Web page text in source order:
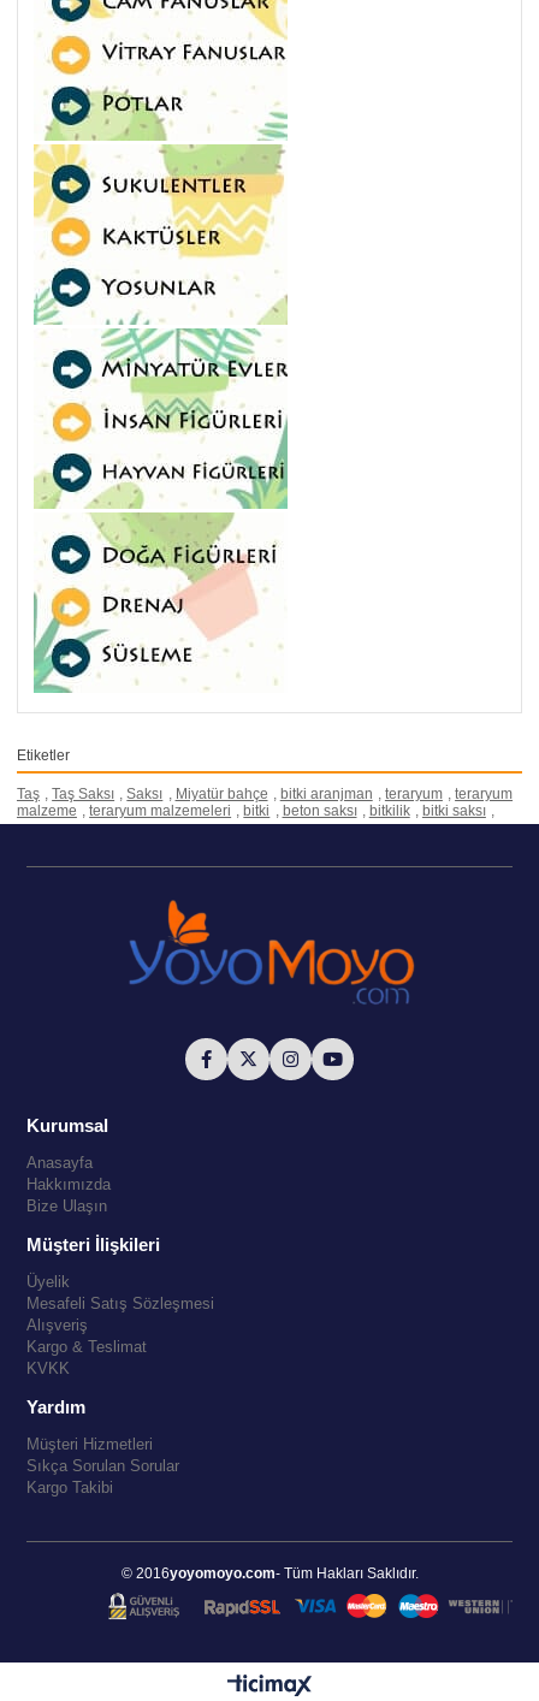
Etiketler
Taş Taş Saksı Saksı Miyatür bahçe bitki aranjman teraryum
teraryum
malzeme
teraryum malzemeleri bitki beton saksı bitkilik bitki saksı
Kurumsal
Anasayfa
Hakkımızda
Bize Ulaşın
Müşteri İlişkileri
Üyelik
Mesafeli Satış Sözleşmesi
Alışveriş
Kargo & Teslimat
KVKK
Yardım
Müşteri Hizmetleri
Sıkça Sorulan Sorular
Kargo Takibi
© 2016yoyomoyo.com- Tüm Hakları Saklıdır.